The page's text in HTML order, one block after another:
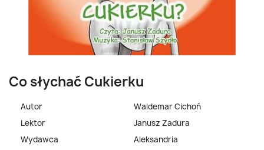
Co słychać Cukierku
Autor
Waldemar Cichoń
Lektor
Janusz Zadura
Wydawca
Aleksandria